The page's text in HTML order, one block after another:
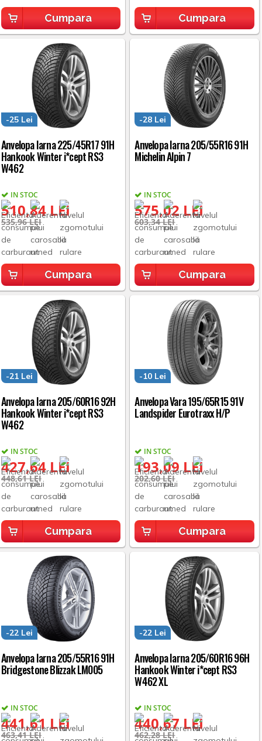
Cumpara Cumpara
Anvelopa Iarna 225/45R17 91H
Hankook Winter i*cept RS3
W462
IN STOC
510,84 LEI
-25 Lei
535,96 LEI
Cumpara
Anvelopa Iarna 205/55R16 91H
Michelin Alpin 7
IN STOC
575,02 LEI
-28 Lei
603,34 LEI
Cumpara
Anvelopa Iarna 205/60R16 92H
Hankook Winter i*cept RS3
W462
IN STOC
427,64 LEI
-21 Lei
448,61 LEI
Cumpara
Anvelopa Vara 195/65R15 91V
Landspider Eurotraxx H/P
IN STOC
193,09 LEI
-10 Lei
202,60 LEI
Cumpara
Anvelopa Iarna 205/55R16 91H
Bridgestone Blizzak LM005
IN STOC
441,61 LEI
-22 Lei
463,41 LEI
Anvelopa Iarna 205/60R16 96H
Hankook Winter i*cept RS3
W462 XL
IN STOC
440,67 LEI
-22 Lei
462,28 LEI